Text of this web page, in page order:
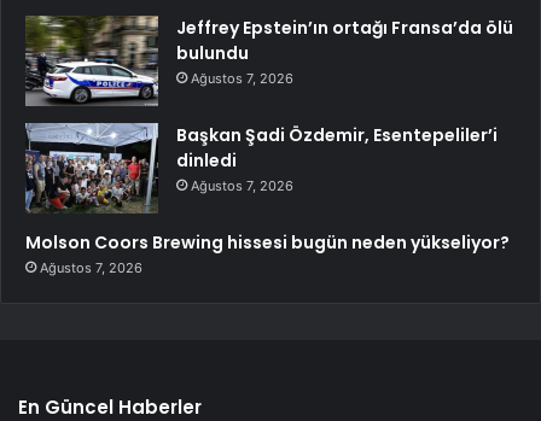
Jeffrey Epstein’ın ortağı Fransa’da ölü
bulundu
Ağustos 7, 2026
Başkan Şadi Özdemir, Esentepeliler’i
dinledi
Ağustos 7, 2026
Molson Coors Brewing hissesi bugün neden yükseliyor?
Ağustos 7, 2026
En Güncel Haberler